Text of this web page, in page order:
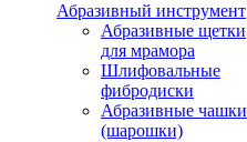
Абразивный инструмент
Абразивные щетки
для мрамора
Шлифовальные
фибродиски
Абразивные чашки
(шарошки)